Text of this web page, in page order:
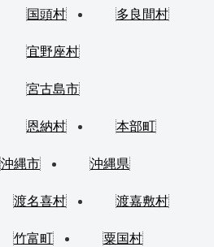
国頭村 多良間村
宜野座村
宮古島市
恩納村 本部町
沖縄市 沖縄県
渡名喜村 渡嘉敷村
竹富町 粟国村